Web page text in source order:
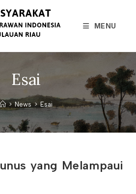
MENU
Esai
> News > Esai
yang Melampaui